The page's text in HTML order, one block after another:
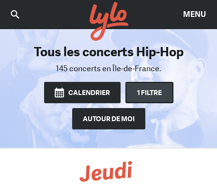
MENU
Tous les concerts Hip-Hop
145 concertsen Île-de-France.
Trouvez le bon concert
Parmi 2442 concertsen Île-de-France.
CALENDRIER 1 FILTRE
AUTOUR DE MOI
Jeudi